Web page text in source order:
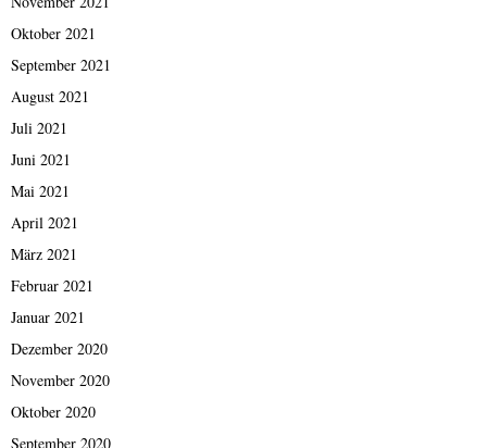
Oktober 2021
September 2021
August 2021
Juli 2021
Juni 2021
Mai 2021
April 2021
März 2021
Februar 2021
Januar 2021
Dezember 2020
November 2020
Oktober 2020
September 2020